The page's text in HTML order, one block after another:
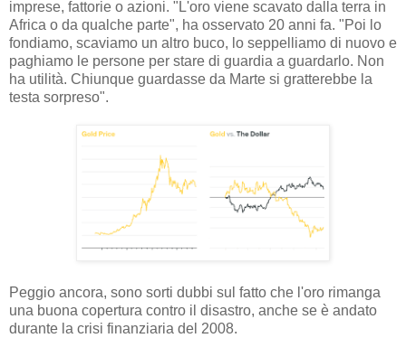
imprese, fattorie o azioni. "L'oro viene scavato dalla terra in
Africa o da qualche parte", ha osservato 20 anni fa. "Poi lo
fondiamo, scaviamo un altro buco, lo seppelliamo di nuovo e
paghiamo le persone per stare di guardia a guardarlo. Non
ha utilità. Chiunque guardasse da Marte si gratterebbe la
testa sorpreso".
Peggio ancora, sono sorti dubbi sul fatto che l'oro rimanga
una buona copertura contro il disastro, anche se è andato
durante la crisi finanziaria del 2008.